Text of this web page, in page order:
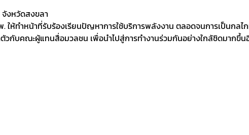
จังหวัดสงขลา
ห้ทำหน้าที่รับร้องเรียนปัญหาการใช้บริการพลังงาน ตลอดจนการเป็นก
กับคณะผู้แทนสื่อมวลชน เพื่อนำไปสู่การทำงานร่วมกันอย่างใกล้ชิดมากขึ้